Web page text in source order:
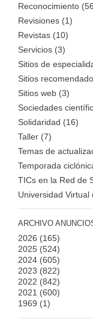
Reconocimiento
Revisiones (1)
Revistas (10)
Servicios (3)
Sitios de
Sitios
Sitios web (3)
Sociedades
Solidaridad (16)
Taller (7)
Temas de
Temporada
TICs en la Red de
Universidad Virtual
ARCHIVO
2026 (165)
2025 (524)
2024 (605)
2023 (822)
2022 (842)
2021 (600)
1969 (1)